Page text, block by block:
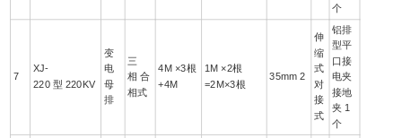
个
7
XJ-
220 型 220KV
变
电
母
排
三
相 合
相式
4M ×3根
+4M
1M ×2根
=2M×3根
35mm 2
伸
缩
式
对
接
式
铝排
型平
口接
电夹
接地
夹 1
个